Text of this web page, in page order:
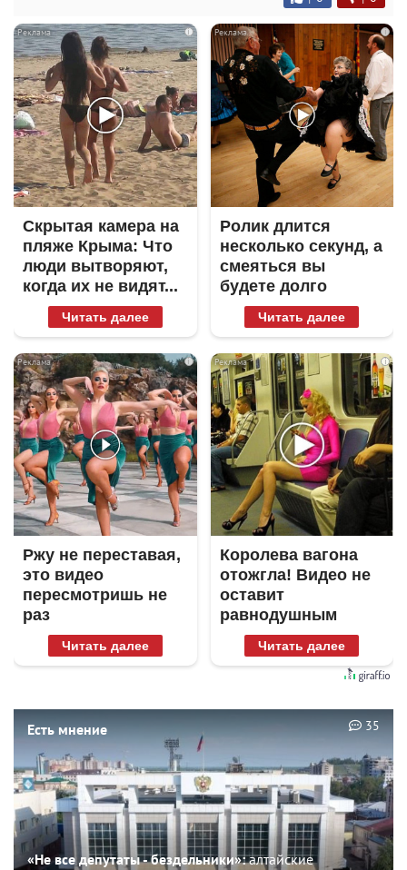
i
Скрытая камера на
пляже Крыма: Что
люди вытворяют,
когда их не видят...
Читать далее
i
Ролик длится
несколько секунд, а
смеяться вы
будете долго
Читать далее
i
Ржу не переставая,
это видео
пересмотришь не
раз
Читать далее
i
Королева вагона
отожгла! Видео не
оставит
равнодушным
Читать далее
Есть мнение
«Не все депутаты - бездельники»:алтайские
35